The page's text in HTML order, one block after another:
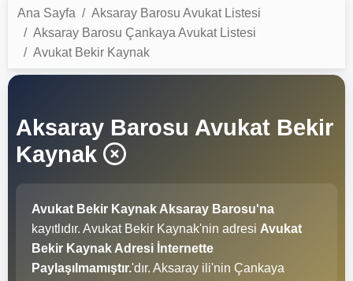
Ana Sayfa
Aksaray Barosu Avukat Listesi
Aksaray Barosu Çankaya Avukat Listesi
Avukat Bekir Kaynak
Aksaray Barosu Avukat Bekir
Kaynak
Avukat Bekir Kaynak Aksaray Barosu'na
kayıtlıdır. Avukat Bekir Kaynak'nin adresi Avukat
Bekir Kaynak Adresi İnternette
Paylaşılmamıştır.'dır. Aksaray ili'nin Çankaya